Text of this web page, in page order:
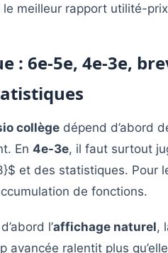
le meilleur rapport utilité-
: 6e-5e, 4e-3e,
collège dépend d’abord
En 4e-3e, il faut surtout
et des statistiques. Pour
de fonctions.
l’affichage naturel,
ralentit plus qu’elle